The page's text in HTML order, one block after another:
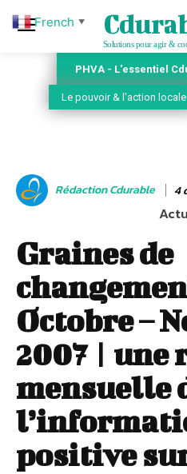
Solutions pour agir &
PHVA - L'essentiel
Le pouvoir & l'action locale
Rédaction Cdurable 4
Graines de
Octobre –
2007 | une
mensuelle
positive
French ▼